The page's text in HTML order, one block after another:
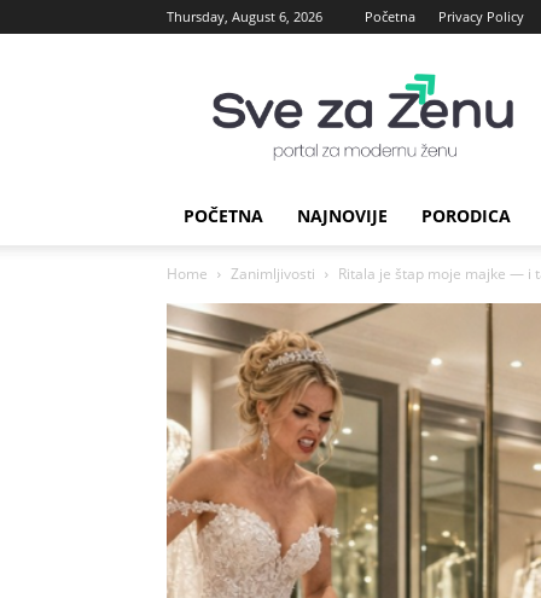
Thursday, August 6, 2026 Početna Privacy Policy
za
Zenu
POČETNA NAJNOVIJE PORODICA
Home Zanimljivosti Ritala je štap moje majke — i